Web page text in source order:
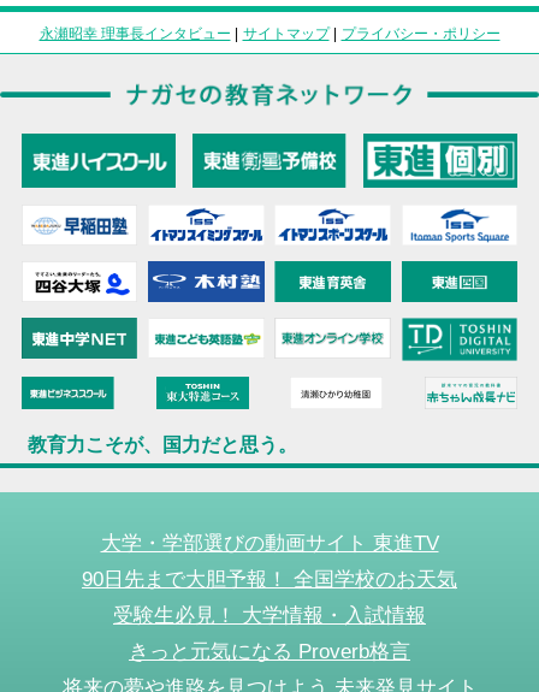
永瀬昭幸 理事長インタビュー | サイトマップ| プライバシー・ポリシー
教育力こそが、国力だと思う。
大学・学部選びの動画サイト 東進TV
90日先まで大胆予報！ 全国学校のお天気
受験生必見！ 大学情報・入試情報
きっと元気になる Proverb格言